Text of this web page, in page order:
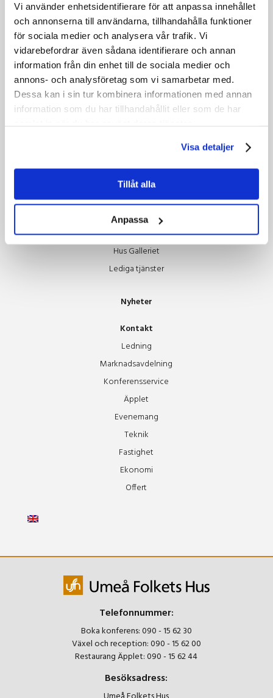
Vi använder enhetsidentifierare för att anpassa innehållet
och annonserna till användarna, tillhandahålla funktioner
för sociala medier och analysera vår trafik. Vi
vidarebefordrar även sådana identifierare och annan
information från din enhet till de sociala medier och
annons- och analysföretag som vi samarbetar med.
Dessa kan i sin tur kombinera informationen med annan
information som du har tillhandahållit eller som de har
Visa detaljer
Tillåt alla
Anpassa
Beer Club
Soul Train
Miljö
Vår miljöpolicy
Gröna möten
Grönare mat & boende
Om oss
Styrelsen
Guldäpplet
Stipendium
Hus Galleriet
Lediga tjänster
Nyheter
Kontakt
Ledning
Marknadsavdelning
Konferensservice
Äpplet
Evenemang
Teknik
Fastighet
Ekonomi
Offert
Telefonnummer:
Boka konferens:090 - 15 62 30
Växel och reception:090 - 15 62 00
Restaurang Äpplet:090 - 15 62 44
Besöksadress: